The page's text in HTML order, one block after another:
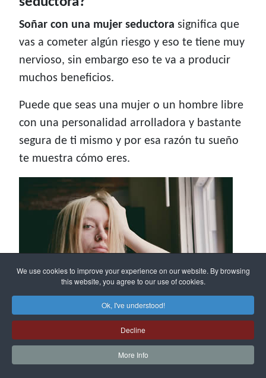
We use cookies to improve your experience on our website. By browsing
this website, you agree to our use of cookies.
Ok, I've understood!
Decline
More Info
Soñar con una mujer seductora significa que
vas a cometer algún riesgo y eso te tiene muy
nervioso, sin embargo eso te va a producir
muchos beneficios.
Puede que seas una mujer o un hombre libre
con una personalidad arrolladora y bastante
segura de ti mismo y por esa razón tu sueño
te muestra cómo eres.
¿Qué significa soñar con mujer